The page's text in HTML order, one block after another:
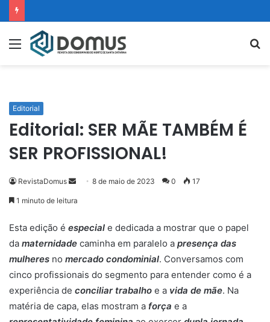
Menu
Editorial
Editorial: SER MÃE TAMBÉM É
SER PROFISSIONAL!
RevistaDomus
d
-
m
8 de maio de 2023 0 17
1 minuto de leitura
Esta edição é especial e dedicada a mostrar que o papel
da maternidade caminha em paralelo a presença das
mulheres no mercado condominial. Conversamos com
cinco profissionais do segmento para entender como é a
experiência de conciliar trabalho e a vida de mãe. Na
matéria de capa, elas mostram a força e a